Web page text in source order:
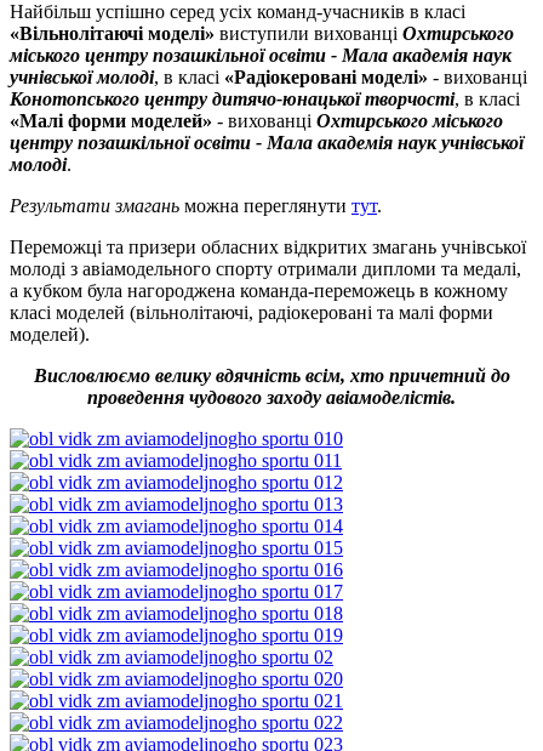
Найбільш успішно серед усіх команд-учасників в класі
«Вільнолітаючі моделі» виступили вихованці Охтирського
міського центру позашкільної освіти - Мала академія наук
учнівської молоді, в класі «Радіокеровані моделі» - вихованці
Конотопського центру дитячо-юнацької творчості, в класі
«Малі форми моделей» - вихованці Охтирського міського
центру позашкільної освіти - Мала академія наук учнівської
молоді.
Результати змагань можна переглянути тут.
Переможці та призери обласних відкритих змагань учнівської
молоді з авіамодельного спорту отримали дипломи та медалі,
а кубком була нагороджена команда-переможець в кожному
класі моделей (вільнолітаючі, радіокеровані та малі форми
моделей).
Висловлюємо велику вдячність всім, хто причетний до
проведення чудового заходу авіамоделістів.